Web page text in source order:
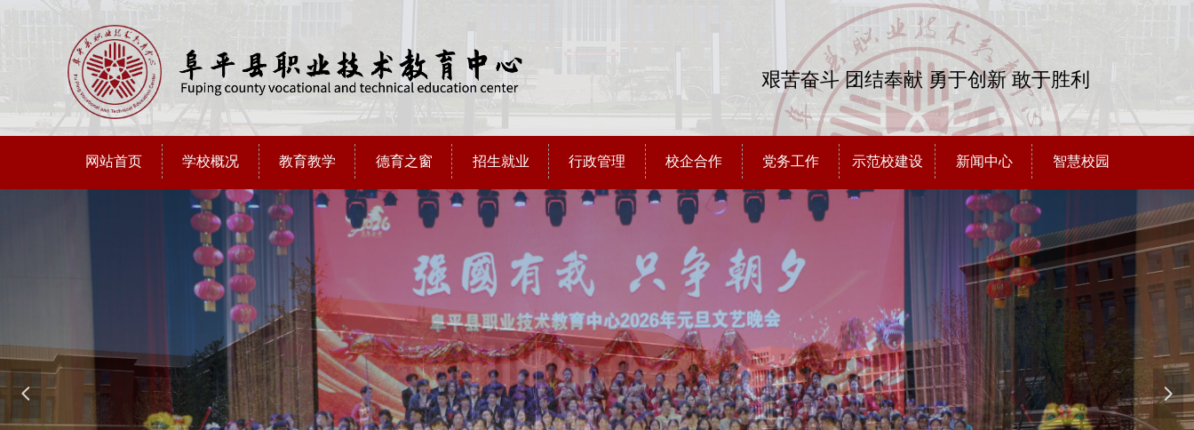
网站首页 学校概况 教育教学 德育之窗 招生就业 行政管理 校企合作 党务工作 示范校建设 新闻中心 智慧校园
艰苦奋斗 团结奉献 勇于创新 敢于胜利
넳 넲